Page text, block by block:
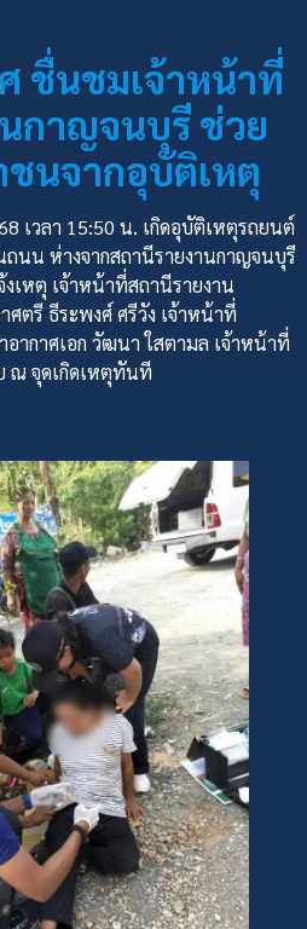
ชื่นชมเจ้าหน้าที่
กาญจนบุรี ช่วย
ชนจากอุบัติเหตุ
เวลา 15:50 น. เกิดอุบัติเหตุรถยนต์
นน ห่างจากสถานีรายงานกาญจนบุรี
งเหตุ เจ้าหน้าที่สถานีรายงาน
ศตรี ธีระพงศ์ ศรีวัง เจ้าหน้าที่
ากาศเอก วัฒนา ใสตามล เจ้าหน้าที่
ณ จุดเกิดเหตุทันที